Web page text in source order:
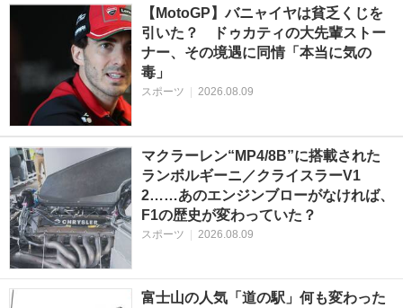
【MotoGP】バニャイヤは貧乏くじを
引いた？ ドゥカティの大先輩ストー
ナー、その境遇に同情「本当に気の
毒」
スポーツ 2026.08.09
マクラーレン“MP4/8B”に搭載された
ランボルギーニ／クライスラーV1
2……あのエンジンブローがなければ、
F1の歴史が変わっていた？
スポーツ 2026.08.09
富士山の人気「道の駅」何も変わった